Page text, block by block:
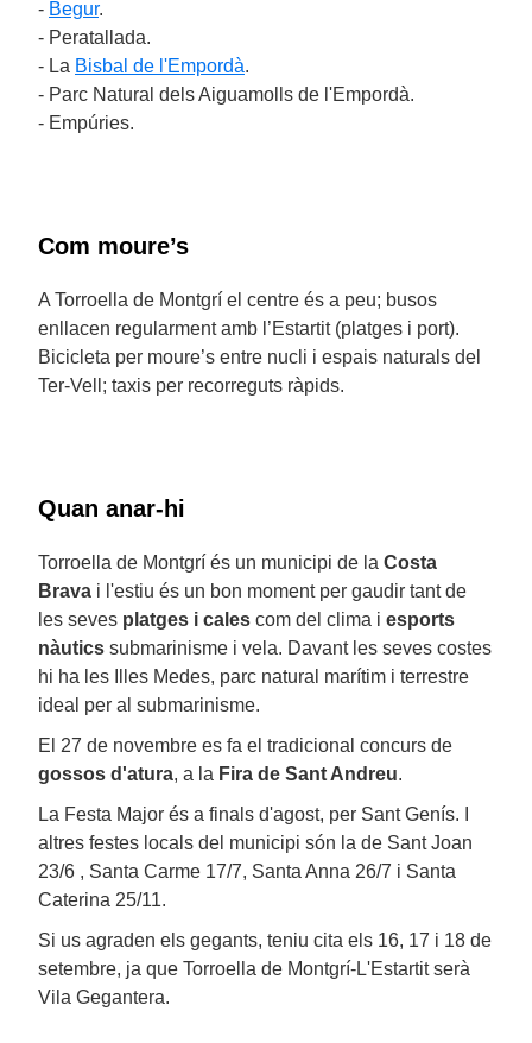
- Begur.
- Peratallada.
- La Bisbal de l'Empordà.
- Parc Natural dels Aiguamolls de l'Empordà.
- Empúries.
Com moure’s
A Torroella de Montgrí el centre és a peu; busos
enllacen regularment amb l’Estartit (platges i port).
Bicicleta per moure’s entre nucli i espais naturals del
Ter-Vell; taxis per recorreguts ràpids.
Quan anar-hi
Torroella de Montgrí és un municipi de la Costa
Brava i l'estiu és un bon moment per gaudir tant de
les seves platges i cales com del clima i esports
nàutics submarinisme i vela. Davant les seves costes
hi ha les Illes Medes, parc natural marítim i terrestre
ideal per al submarinisme.
El 27 de novembre es fa el tradicional concurs de
gossos d'atura, a la Fira de Sant Andreu.
La Festa Major és a finals d'agost, per Sant Genís. I
altres festes locals del municipi són la de Sant Joan
23/6 , Santa Carme 17/7, Santa Anna 26/7 i Santa
Caterina 25/11.
Si us agraden els gegants, teniu cita els 16, 17 i 18 de
setembre, ja que Torroella de Montgrí-L'Estartit serà
Vila Gegantera.